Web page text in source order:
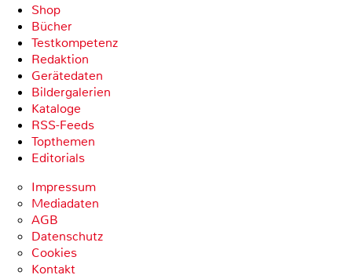
Shop
Bücher
Testkompetenz
Redaktion
Gerätedaten
Bildergalerien
Kataloge
RSS-Feeds
Topthemen
Editorials
Impressum
Mediadaten
AGB
Datenschutz
Cookies
Kontakt